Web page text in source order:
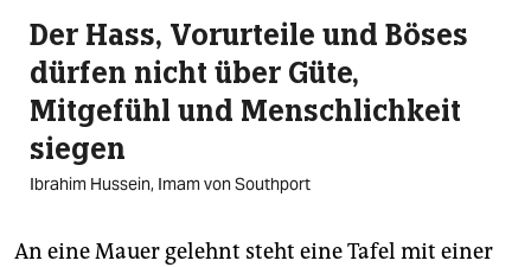
Der Hass, Vorurteile und Böses
dürfen nicht über Güte,
Mitgefühl und Menschlichkeit
siegen
Ibrahim Hussein, Imam von Southport
An eine Mauer gelehnt steht eine Tafel mit einer